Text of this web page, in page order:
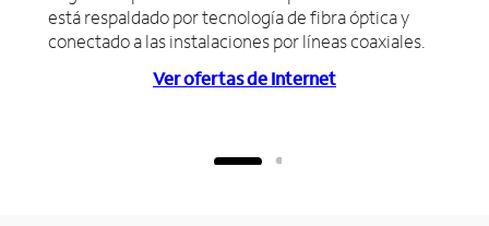
está respaldado por tecnología de fibra óptica y
conectado a las instalaciones por líneas coaxiales.
Ver ofertas de Internet